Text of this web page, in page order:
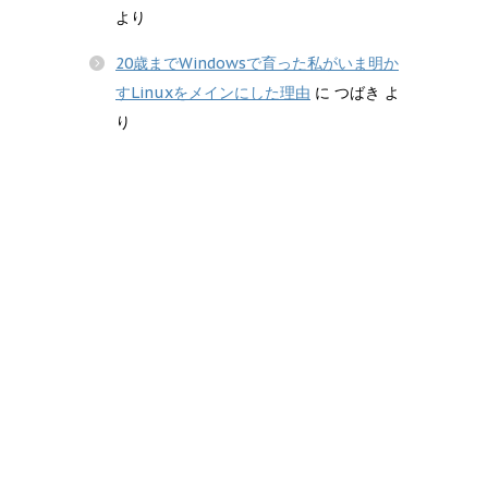
より
20歳までWindowsで育った私がいま明か
すLinuxをメインにした理由 に つばき よ
り